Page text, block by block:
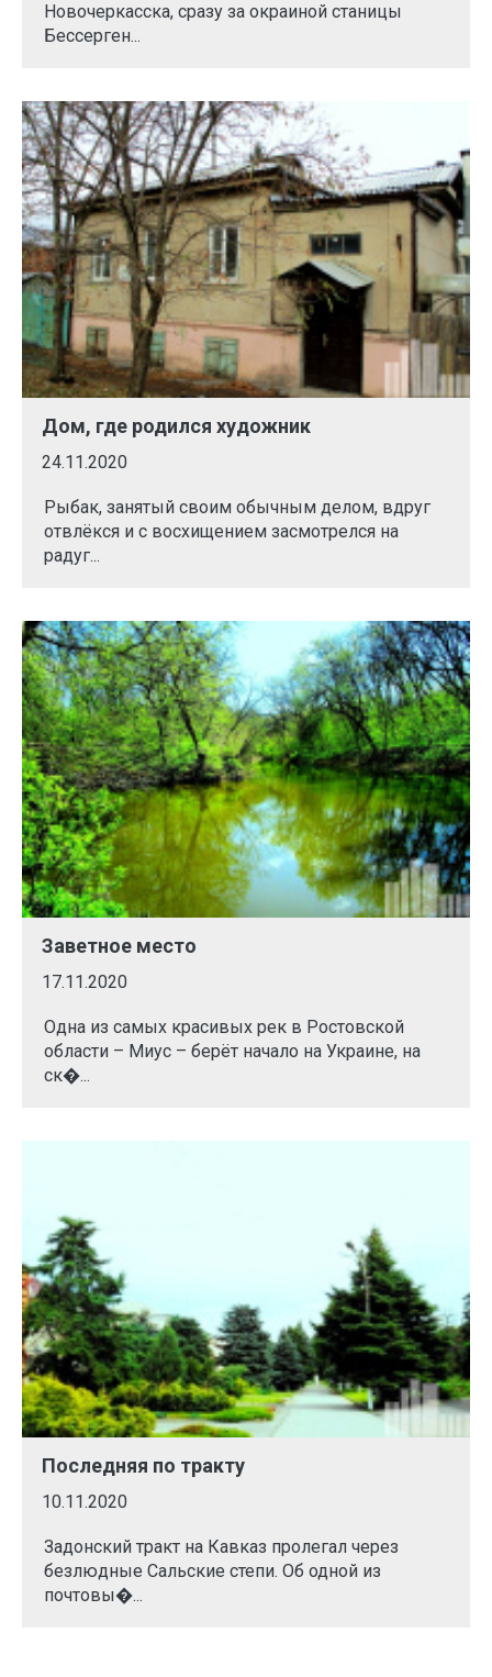
Новочеркасска, сразу за окраиной станицы
Бессерген...
Дом, где родился художник
24.11.2020
Рыбак, занятый своим обычным делом, вдруг
отвлёкся и с восхищением засмотрелся на
радуг...
Заветное место
17.11.2020
Одна из самых красивых рек в Ростовской
области – Миус – берёт начало на Украине, на
ск�...
Последняя по тракту
10.11.2020
Задонский тракт на Кавказ пролегал через
безлюдные Сальские степи. Об одной из
почтовы�...